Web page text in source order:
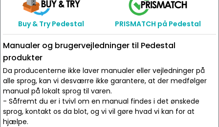
Buy & Try Pedestal PRISMATCH på Pedestal
Manualer og brugervejledninger til Pedestal
produkter
Da producenterne ikke laver manualer eller vejledninger på
alle sprog, kan vi desværre ikke garantere, at der medfølger
manual på lokalt sprog til varen.
- Såfremt du er i tvivl om en manual findes i det ønskede
sprog, kontakt os da blot, og vi vil gøre hvad vi kan for at
hjælpe.